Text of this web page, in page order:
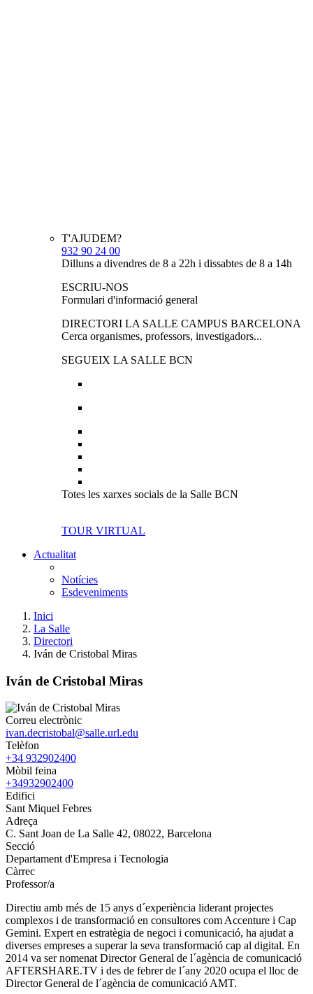
T'AJUDEM?
932 90 24 00
Dilluns a divendres de 8 a 22h i dissabtes de 8 a 14h
ESCRIU-NOS
Formulari d'informació general
DIRECTORI LA SALLE CAMPUS BARCELONA
Cerca organismes, professors, investigadors...
SEGUEIX LA SALLE BCN
Totes les xarxes socials de la Salle BCN
TOUR VIRTUAL
Actualitat
Notícies
Esdeveniments
Inici
La Salle
Directori
Iván de Cristobal Miras
Iván de Cristobal Miras
Correu electrònic
ivan.decristobal@salle.url.edu
Telèfon
+34 932902400
Mòbil feina
+34932902400
Edifici
Sant Miquel Febres
Adreça
C. Sant Joan de La Salle 42, 08022, Barcelona
Secció
Departament d'Empresa i Tecnologia
Càrrec
Professor/a
Directiu amb més de 15 anys d´experiència liderant projectes
complexos i de transformació en consultores com Accenture i Cap
Gemini. Expert en estratègia de negoci i comunicació, ha ajudat a
diverses empreses a superar la seva transformació cap al digital. En
2014 va ser nomenat Director General de l´agència de comunicació
AFTERSHARE.TV i des de febrer de l´any 2020 ocupa el lloc de
Director General de l´agència de comunicació AMT.